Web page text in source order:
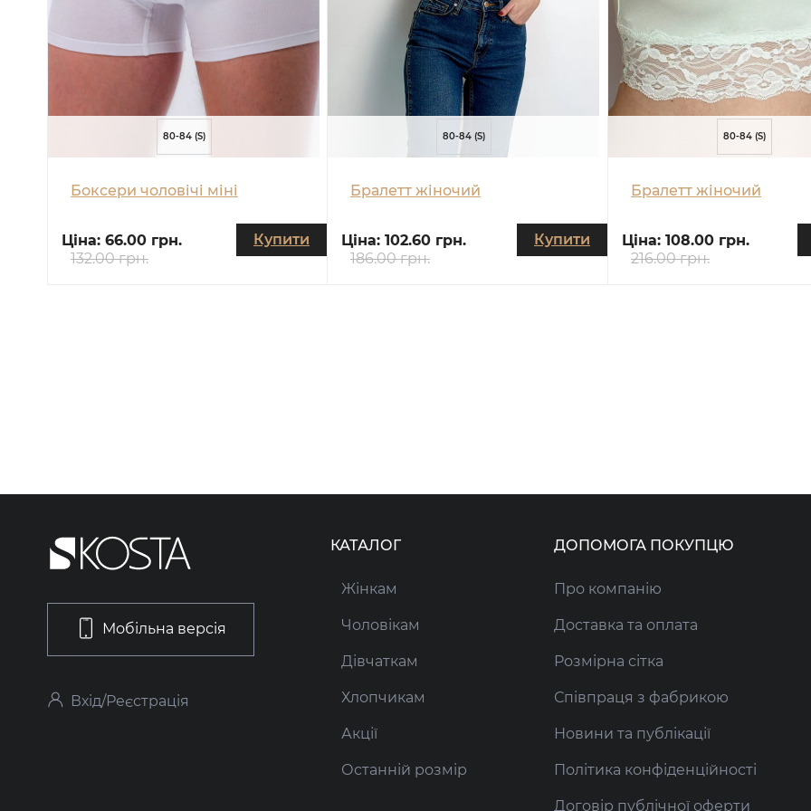
80-84 (S)
Боксери чоловічі міні
Ціна: 66.00 грн.
132.00 грн.
Купити
80-84 (S)
Бралетт жіночий
Ціна: 102.60 грн.
186.00 грн.
Купити
80-84 (S)
Бралетт жіночий
Ціна: 108.00 грн.
216.00 грн.
Мобільна версія
Вхід/Реєстрація
КАТАЛОГ
Жінкам
Чоловікам
Дівчаткам
Хлопчикам
Акції
Останній розмір
ДОПОМОГА ПОКУПЦЮ
Про компанію
Доставка та оплата
Розмірна сітка
Співпраця з фабрикою
Новини та публікації
Політика конфіденційності
Договір публічної оферти